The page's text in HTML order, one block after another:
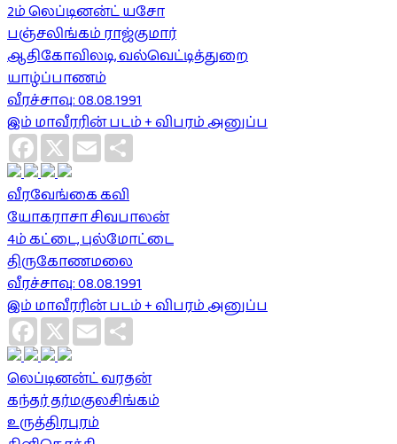
2ம் லெப்டினன்ட் யசோ
பஞ்சலிங்கம் ராஜ்குமார்
ஆதிகோவிலடி, வல்வெட்டித்துறை
யாழ்ப்பாணம்
வீரச்சாவு: 08.08.1991
இம் மாவீரரின் படம் + விபரம் அனுப்ப
Facebook
X Email
வீரவேங்கை கவி
யோகராசா சிவபாலன்
4ம் கட்டை, புல்மோட்டை
திருகோணமலை
வீரச்சாவு: 08.08.1991
இம் மாவீரரின் படம் + விபரம் அனுப்ப
Facebook
X Email
லெப்டினன்ட் வரதன்
கந்தர் தர்மகுலசிங்கம்
உருத்திரபுரம்